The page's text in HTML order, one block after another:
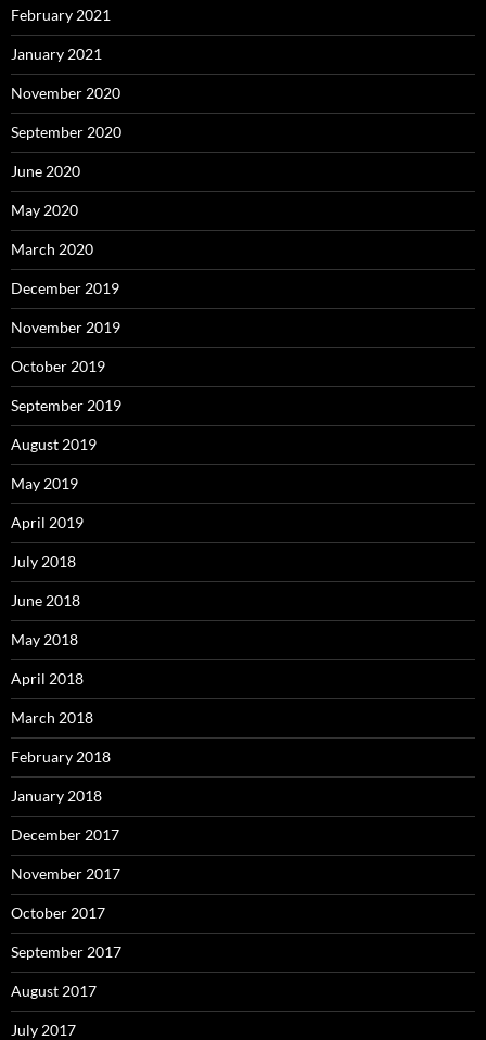
February 2021
January 2021
November 2020
September 2020
June 2020
May 2020
March 2020
December 2019
November 2019
October 2019
September 2019
August 2019
May 2019
April 2019
July 2018
June 2018
May 2018
April 2018
March 2018
February 2018
January 2018
December 2017
November 2017
October 2017
September 2017
August 2017
July 2017